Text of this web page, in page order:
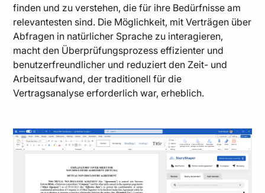
finden und zu verstehen, die für ihre Bedürfnisse am
relevantesten sind. Die Möglichkeit, mit Verträgen über
Abfragen in natürlicher Sprache zu interagieren,
macht den Überprüfungsprozess effizienter und
benutzerfreundlicher und reduziert den Zeit- und
Arbeitsaufwand, der traditionell für die
Vertragsanalyse erforderlich war, erheblich.